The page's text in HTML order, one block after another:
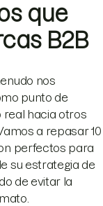
que
B2B
nos
punto de
real hacia otros
a repasar 10
perfectos para
su estrategia de
de evitar la